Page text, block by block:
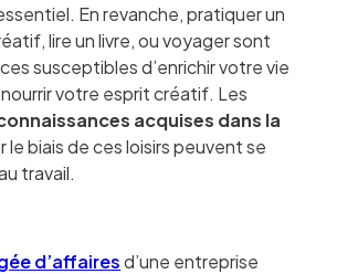
En revanche, pratiquer un
lire un livre, ou voyager sont
susceptibles d’enrichir votre vie
votre esprit créatif. Les
acquises dans la
le biais de ces loisirs peuvent se
travail.
d’affairesd’une entreprise